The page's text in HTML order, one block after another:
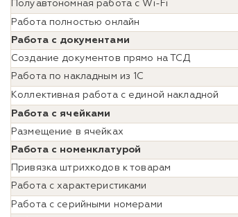
Полуавтономная работа с Wi-Fi
Работа полностью онлайн
Работа с документами
Создание документов прямо на ТСД
Работа по накладным из 1С
Коллективная работа с единой накладной
Работа с ячейками
Размещение в ячейках
Работа с номенклатурой
Привязка штрихкодов к товарам
Работа с характеристиками
Работа с серийными номерами